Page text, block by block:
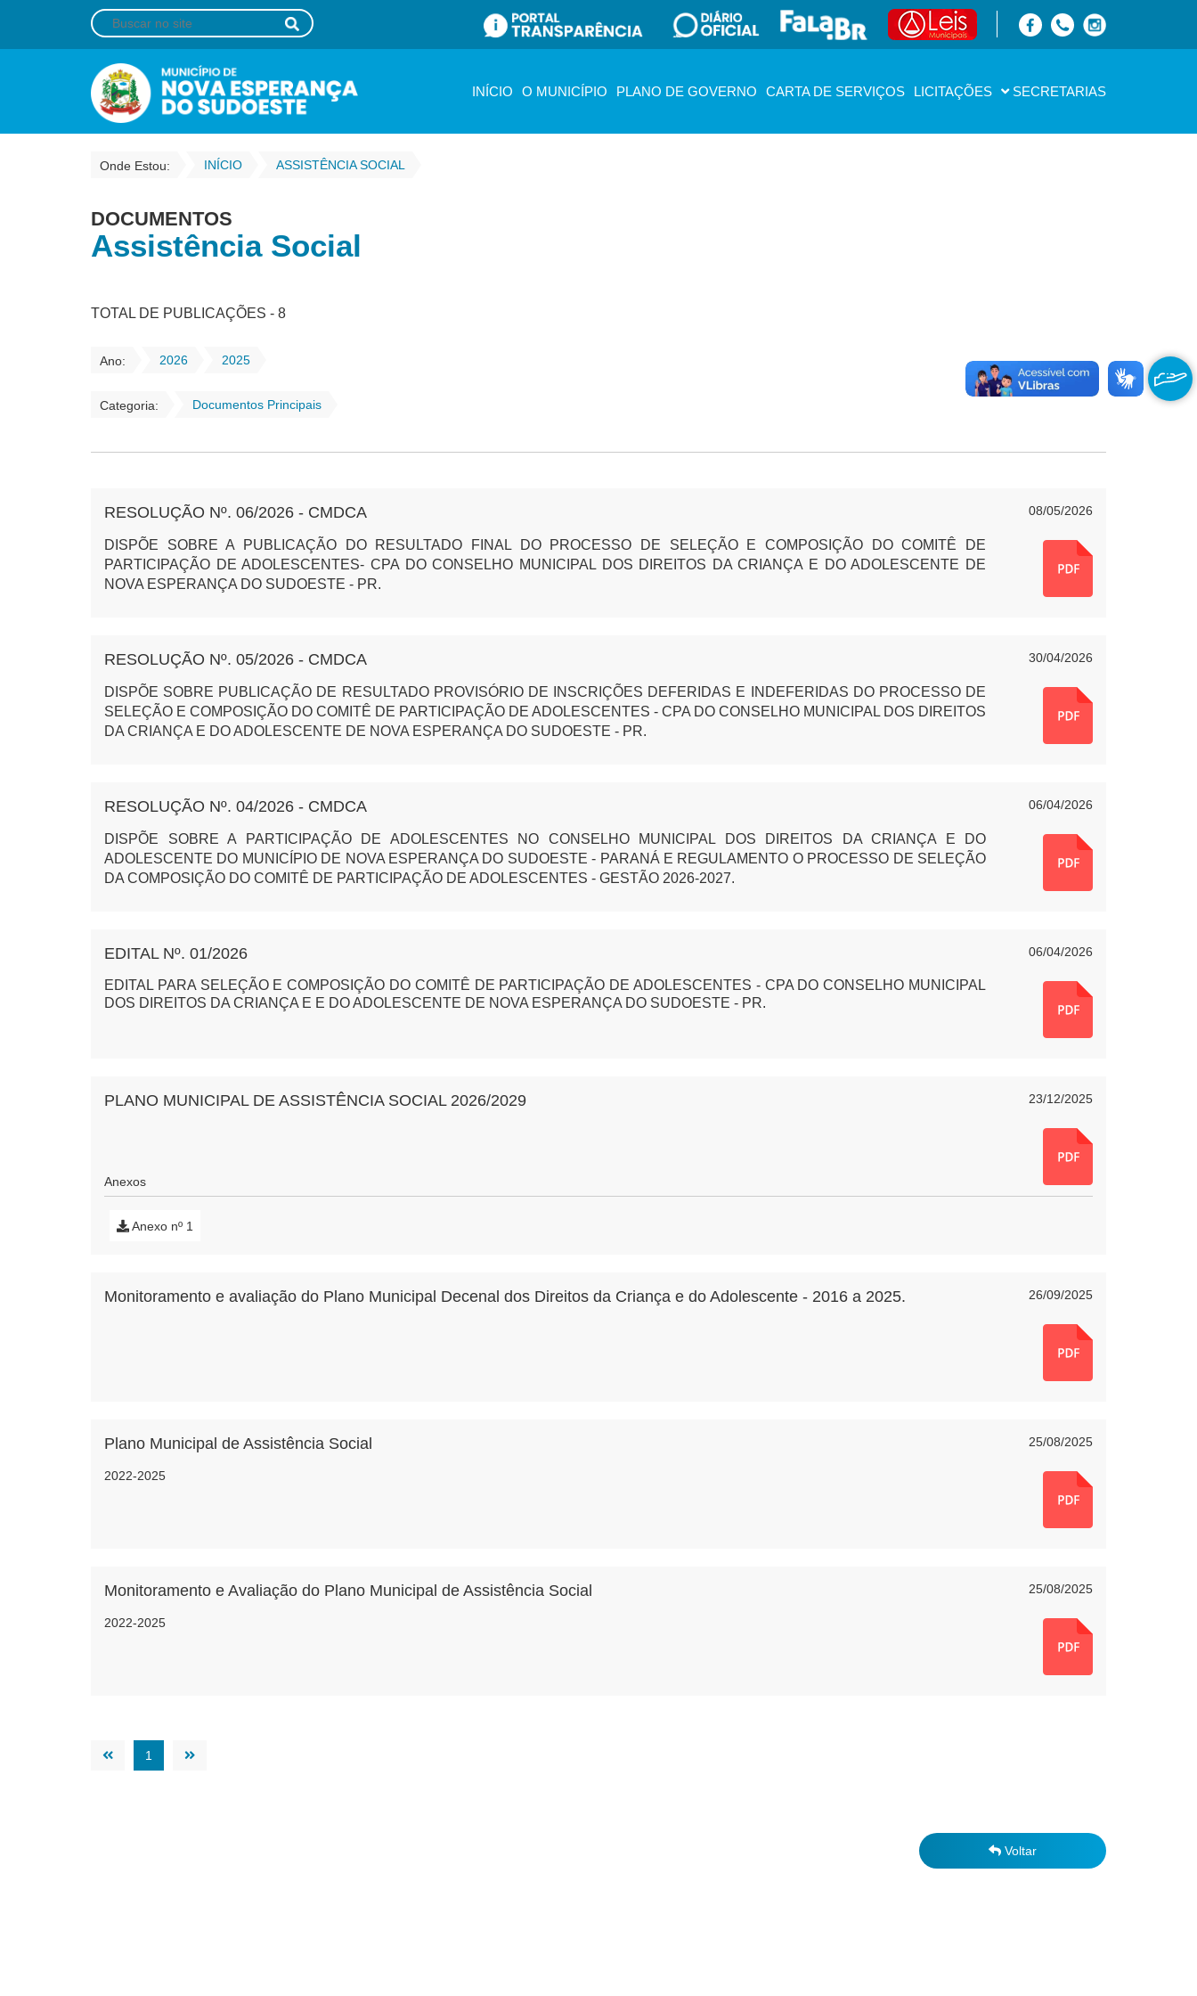
INÍCIO O MUNICÍPIO PLANO DE GOVERNO CARTA DE SERVIÇOS LICITAÇÕES SECRETARIAS
Onde Estou: INÍCIO ASSISTÊNCIA SOCIAL
DOCUMENTOS
Assistência Social
TOTAL DE PUBLICAÇÕES - 8
Ano: 2026 2025
Categoria: Documentos Principais
08/05/2026
RESOLUÇÃO Nº. 06/2026 - CMDCA
DISPÕE SOBRE A PUBLICAÇÃO DO RESULTADO FINAL DO PROCESSO DE SELEÇÃO E COMPOSIÇÃO DOCOMITÊ DE
PARTICIPAÇÃO DE ADOLESCENTES- CPA DO CONSELHO MUNICIPAL DOS DIREITOS DA CRIANÇA E DO ADOLESCENTE DE
NOVA ESPERANÇA DO SUDOESTE - PR.
30/04/2026
RESOLUÇÃO Nº. 05/2026 - CMDCA
DISPÕE SOBRE PUBLICAÇÃO DE RESULTADO PROVISÓRIO DE INSCRIÇÕES DEFERIDAS E INDEFERIDAS DO PROCESSO DE
SELEÇÃO E COMPOSIÇÃO DO COMITÊ DE PARTICIPAÇÃO DE ADOLESCENTES - CPA DO CONSELHO MUNICIPAL DOS DIREITOS
DA CRIANÇA E DO ADOLESCENTE DE NOVA ESPERANÇA DO SUDOESTE - PR.
06/04/2026
RESOLUÇÃO Nº. 04/2026 - CMDCA
DISPÕE SOBRE A PARTICIPAÇÃO DE ADOLESCENTES NO CONSELHO MUNICIPAL DOS DIREITOS DA CRIANÇA E DO
ADOLESCENTE DO MUNICÍPIO DE NOVA ESPERANÇA DO SUDOESTE - PARANÁ E REGULAMENTO O PROCESSO DE SELEÇÃO
DA COMPOSIÇÃO DO COMITÊ DE PARTICIPAÇÃO DE ADOLESCENTES - GESTÃO 2026-2027.
06/04/2026
EDITAL Nº. 01/2026
EDITAL PARA SELEÇÃO E COMPOSIÇÃO DO COMITÊ DE PARTICIPAÇÃO DE ADOLESCENTES - CPA DO CONSELHO MUNICIPAL
DOS DIREITOS DA CRIANÇA E E DO ADOLESCENTE DE NOVA ESPERANÇA DO SUDOESTE - PR.
23/12/2025
PLANO MUNICIPAL DE ASSISTÊNCIA SOCIAL 2026/2029
Anexos
Anexo nº 1
26/09/2025
Monitoramento e avaliação do Plano Municipal Decenal dos Direitos da Criança e do Adolescente - 2016 a 2025.
25/08/2025
Plano Municipal de Assistência Social
2022-2025
25/08/2025
Monitoramento e Avaliação do Plano Municipal de Assistência Social
2022-2025
1
Voltar